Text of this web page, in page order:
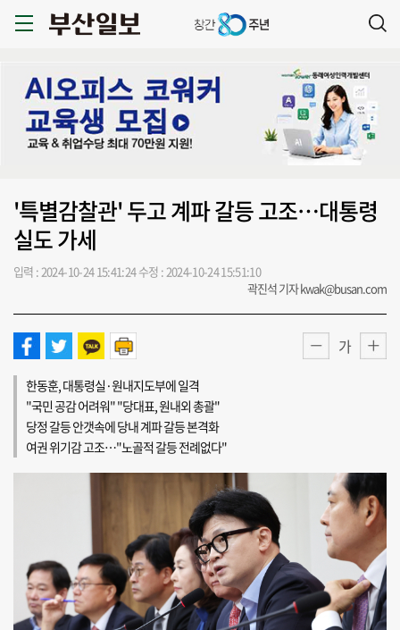
'특별감찰관' 두고 계파 갈등 고조…대통령
실도 가세
입력 : 2024-10-24 15:41:24수정 : 2024-10-24 15:51:10
곽진석 기자 kwak@busan.com
가
한동훈, 대통령실·원내지도부에 일격
"국민 공감 어려워" "당대표, 원내외 총괄"
당정 갈등 안갯속에 당내 계파 갈등 본격화
여권 위기감 고조…"노골적 갈등 전례없다"